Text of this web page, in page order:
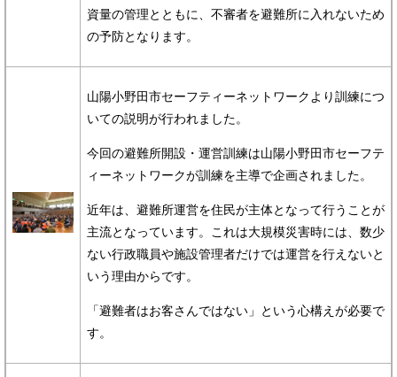
資量の管理とともに、不審者を避難所に入れないため
の予防となります。
山陽小野田市セーフティーネットワークより訓練につ
いての説明が行われました。
今回の避難所開設・運営訓練は山陽小野田市セーフテ
ィーネットワークが訓練を主導で企画されました。
近年は、避難所運営を住民が主体となって行うことが
主流となっています。これは大規模災害時には、数少
ない行政職員や施設管理者だけでは運営を行えないと
いう理由からです。
「避難者はお客さんではない」という心構えが必要で
す。